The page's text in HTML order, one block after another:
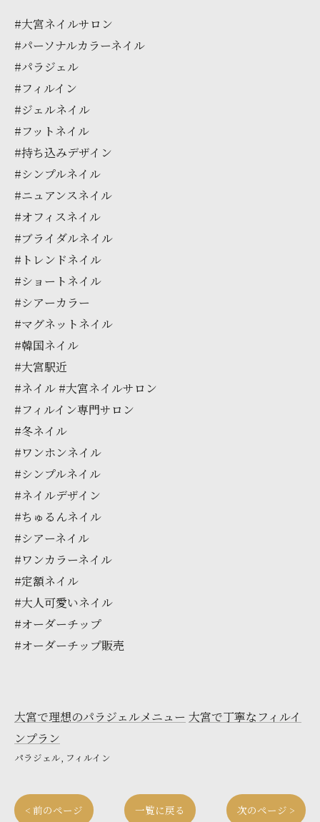
#大宮ネイルサロン
#パーソナルカラーネイル
#パラジェル
#フィルイン
#ジェルネイル
#フットネイル
#持ち込みデザイン
#シンプルネイル
#ニュアンスネイル
#オフィスネイル
#ブライダルネイル
#トレンドネイル
#ショートネイル
#シアーカラー
#マグネットネイル
#韓国ネイル
#大宮駅近
#ネイル #大宮ネイルサロン
#フィルイン専門サロン
#冬ネイル
#ワンホンネイル
#シンプルネイル
#ネイルデザイン
#ちゅるんネイル
#シアーネイル
#ワンカラーネイル
#定額ネイル
#大人可愛いネイル
#オーダーチップ
#オーダーチップ販売
大宮で理想のパラジェルメニュー 大宮で丁寧なフィルイ
ンプラン
パラジェル フィルイン
< 前のページ 一覧に戻る 次のページ >